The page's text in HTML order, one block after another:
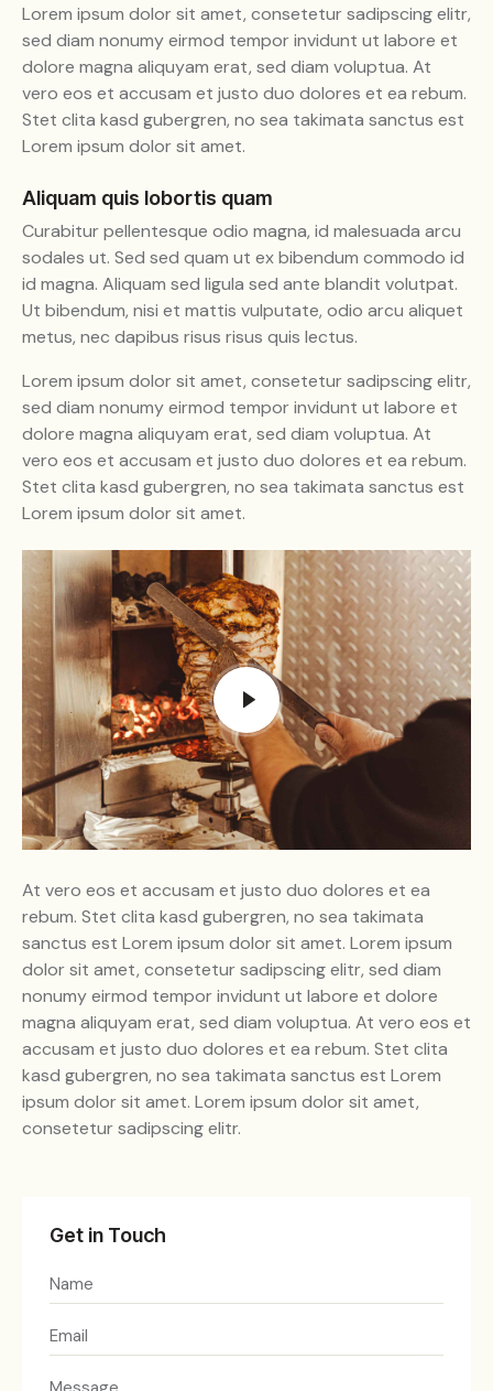
Lorem ipsum dolor sit amet, consetetur sadipscing elitr,
sed diam nonumy eirmod tempor invidunt ut labore et
dolore magna aliquyam erat, sed diam voluptua. At
vero eos et accusam et justo duo dolores et ea rebum.
Stet clita kasd gubergren, no sea takimata sanctus est
Lorem ipsum dolor sit amet.
Aliquam quis lobortis quam
Curabitur pellentesque odio magna, id malesuada arcu
sodales ut. Sed sed quam ut ex bibendum commodo id
id magna. Aliquam sed ligula sed ante blandit volutpat.
Ut bibendum, nisi et mattis vulputate, odio arcu aliquet
metus, nec dapibus risus risus quis lectus.
Lorem ipsum dolor sit amet, consetetur sadipscing elitr,
sed diam nonumy eirmod tempor invidunt ut labore et
dolore magna aliquyam erat, sed diam voluptua. At
vero eos et accusam et justo duo dolores et ea rebum.
Stet clita kasd gubergren, no sea takimata sanctus est
Lorem ipsum dolor sit amet.
At vero eos et accusam et justo duo dolores et ea
rebum. Stet clita kasd gubergren, no sea takimata
sanctus est Lorem ipsum dolor sit amet. Lorem ipsum
dolor sit amet, consetetur sadipscing elitr, sed diam
nonumy eirmod tempor invidunt ut labore et dolore
magna aliquyam erat, sed diam voluptua. At vero eos et
accusam et justo duo dolores et ea rebum. Stet clita
kasd gubergren, no sea takimata sanctus est Lorem
ipsum dolor sit amet. Lorem ipsum dolor sit amet,
consetetur sadipscing elitr.
Get in Touch